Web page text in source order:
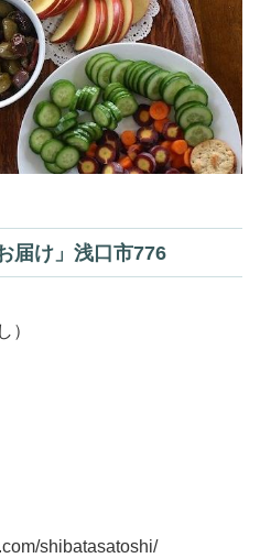
届け」浅口市776
）
shibatasatoshi/